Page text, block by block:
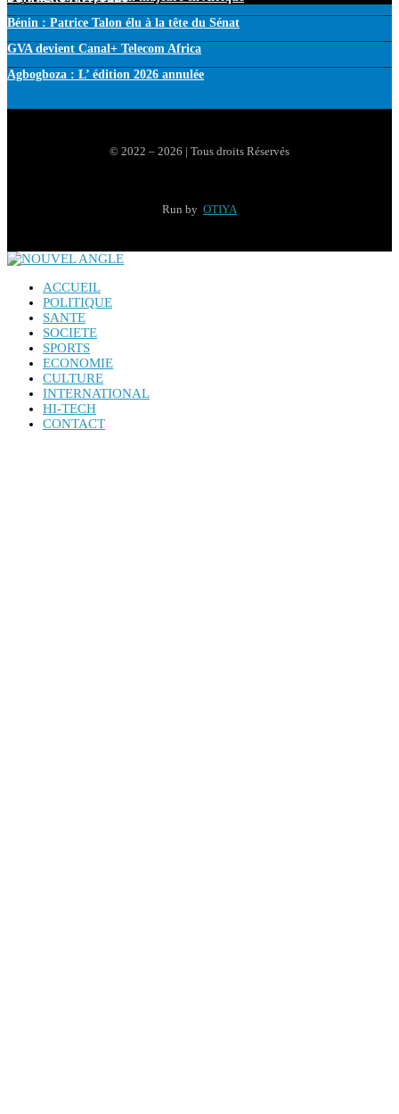
Bénin : Patrice Talon élu à la tête du Sénat
GVA devient Canal+ Telecom Africa
Agbogboza : L’ édition 2026 annulée
© 2022 – 2026 | Tous droits Réservés
Run by OTIYA
ACCUEIL
POLITIQUE
SANTE
SOCIETE
SPORTS
ECONOMIE
CULTURE
INTERNATIONAL
HI-TECH
CONTACT